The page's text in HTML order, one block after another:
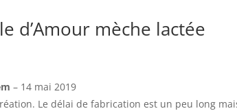
d’Amour mèche lactée
– 14 mai 2019
Le délai de fabrication est un peu long